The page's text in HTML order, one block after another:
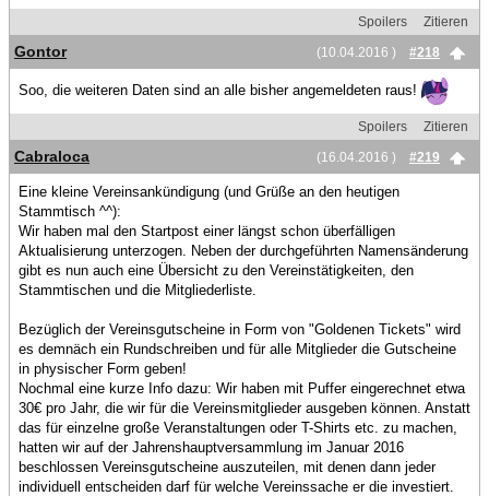
Spoilers
Zitieren
(10.04.2016 )
#218
Gontor
Soo, die weiteren Daten sind an alle bisher angemeldeten raus!
Spoilers
Zitieren
(16.04.2016 )
#219
Cabraloca
Eine kleine Vereinsankündigung (und Grüße an den heutigen
Stammtisch ^^):
Wir haben mal den Startpost einer längst schon überfälligen
Aktualisierung unterzogen. Neben der durchgeführten Namensänderung
gibt es nun auch eine Übersicht zu den Vereinstätigkeiten, den
Stammtischen und die Mitgliederliste.
Bezüglich der Vereinsgutscheine in Form von "Goldenen Tickets" wird
es demnäch ein Rundschreiben und für alle Mitglieder die Gutscheine
in physischer Form geben!
Nochmal eine kurze Info dazu: Wir haben mit Puffer eingerechnet etwa
30€ pro Jahr, die wir für die Vereinsmitglieder ausgeben können. Anstatt
das für einzelne große Veranstaltungen oder T-Shirts etc. zu machen,
hatten wir auf der Jahrenshauptversammlung im Januar 2016
beschlossen Vereinsgutscheine auszuteilen, mit denen dann jeder
individuell entscheiden darf für welche Vereinssache er die investiert.